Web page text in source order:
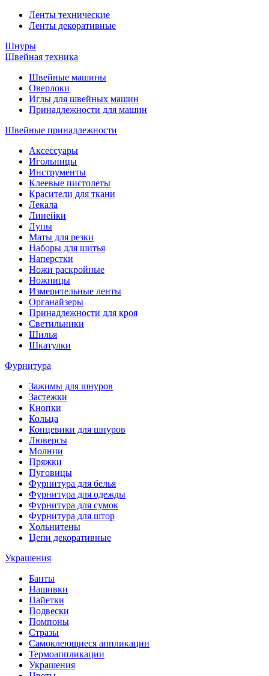
Ленты технические
Ленты декоративные
Шнуры
Швейная техника
Швейные машины
Оверлоки
Иглы для швейных машин
Принадлежности для машин
Швейные принадлежности
Аксессуары
Игольницы
Инструменты
Клеевые пистолеты
Красители для ткани
Лекала
Линейки
Лупы
Маты для резки
Наборы для шитья
Наперстки
Ножи раскройные
Ножницы
Измерительные ленты
Органайзеры
Принадлежности для кроя
Светильники
Шилья
Шкатулки
Фурнитура
Зажимы для шнуров
Застежки
Кнопки
Кольца
Концевики для шнуров
Люверсы
Молнии
Пряжки
Пуговицы
Фурнитура для белья
Фурнитура для одежды
Фурнитура для сумок
Фурнитура для штор
Хольнитены
Цепи декоративные
Украшения
Банты
Нашивки
Пайетки
Подвески
Помпоны
Стразы
Самоклеющиеся аппликации
Термоаппликации
Украшения